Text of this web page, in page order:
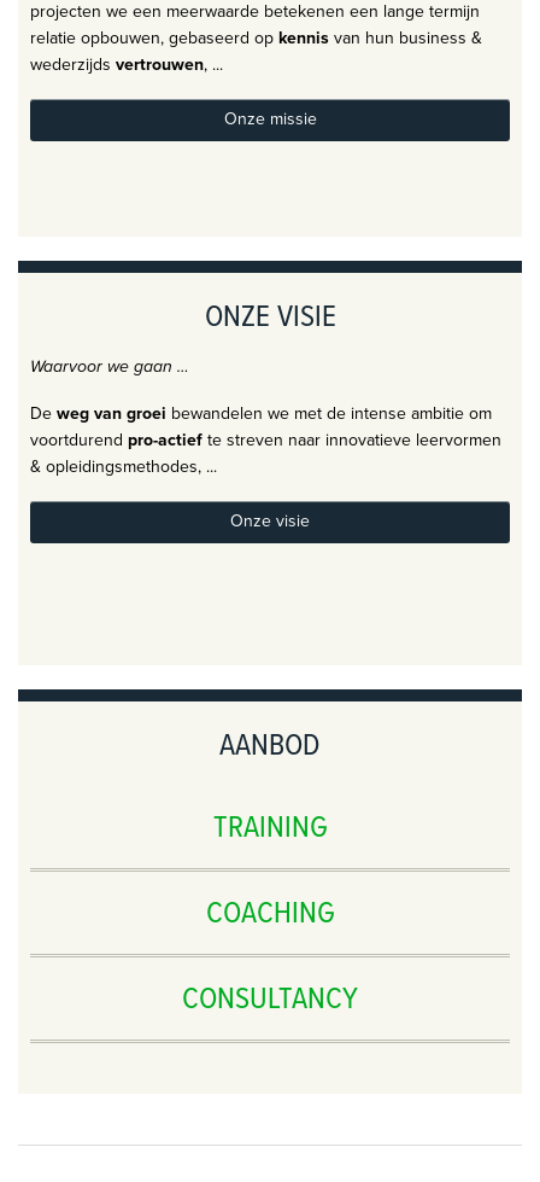
projecten we een meerwaarde betekenen een lange termijn
relatie opbouwen, gebaseerd op kennis van hun business &
wederzijds vertrouwen, ...
Onze missie
ONZE VISIE
​Waarvoor we gaan …
De weg van groei bewandelen we met de intense ambitie om
voortdurend pro-actief te streven naar innovatieve leervormen
& opleidingsmethodes, ...
Onze visie
AANBOD
TRAINING
COACHING
CONSULTANCY